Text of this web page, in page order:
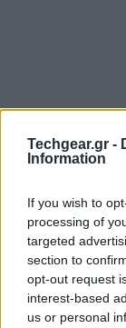
Techgear.gr -
Information
If you wish to
processing of
targeted
section to
opt-out request
interest-based
us or personal
χρήση του
συνδέονται με
networks,
Διαδίκτυο και
"σύννεφο".
μια τεράστια